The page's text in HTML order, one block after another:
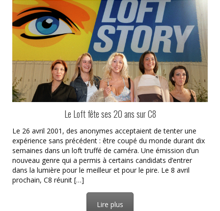
Le Loft fête ses 20 ans sur C8
Le 26 avril 2001, des anonymes acceptaient de tenter une
expérience sans précédent : être coupé du monde durant dix
semaines dans un loft truffé de caméra. Une émission d’un
nouveau genre qui a permis à certains candidats d’entrer
dans la lumière pour le meilleur et pour le pire. Le 8 avril
prochain, C8 réunit […]
Lire plus